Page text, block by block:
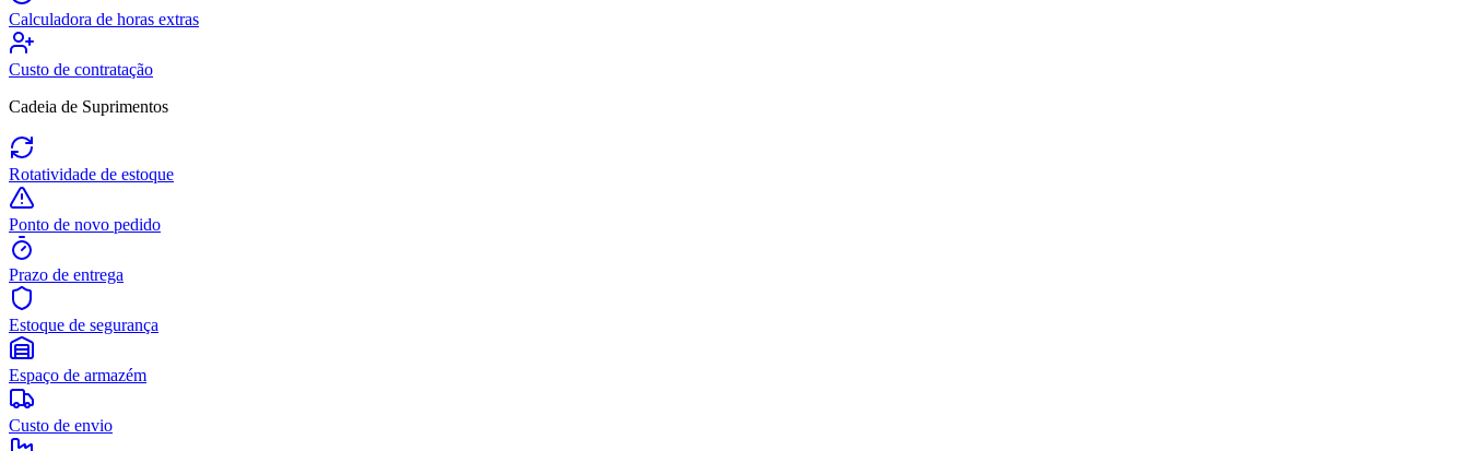
Calculadora de horas extras
Custo de contratação
Cadeia de Suprimentos
Rotatividade de estoque
Ponto de novo pedido
Prazo de entrega
Estoque de segurança
Espaço de armazém
Custo de envio